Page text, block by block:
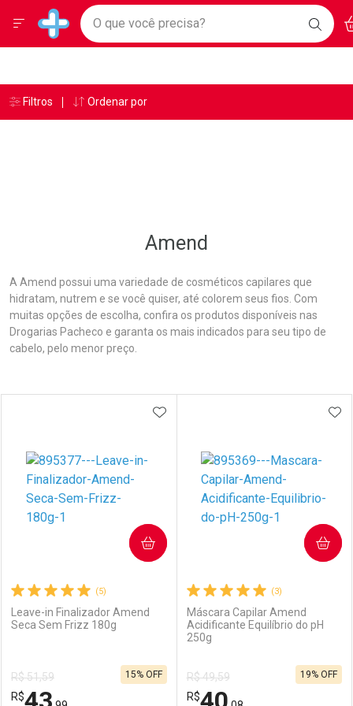
Drogarias Pacheco
Baixe nosso APP e aproveite Ofertas Exclusivas!
BAIXE
O APP
Ir direto para a home
pela página
Ir direto para o conteúdo
Ir direto para a busca
Ir direto para a ajuda
Ir direto para a notificações
Faça a sua busca
O que você precisa?
Menu
Breadcrumb
Drogarias Pacheco Amend
Amend
A Amend possui uma variedade de cosméticos capilares que
hidratam, nutrem e se você quiser, até colorem seus fios. Com
muitas opções de escolha, confira os produtos disponíveis nas
Drogarias Pacheco e garanta os mais indicados para seu tipo de
cabelo, pelo menor preço.
(5)
Leave-in Finalizador Amend
Seca Sem Frizz 180g
R$ 51,59
R$
15% OFF
ADICIONAR AOS FAVORITOS
COMPRAR
(3)
Máscara Capilar Amend
Acidificante Equilíbrio do pH
250g
R$ 49,59
R$
19% OFF
COMPRAR
Âncoras
Filtros Ordenar por